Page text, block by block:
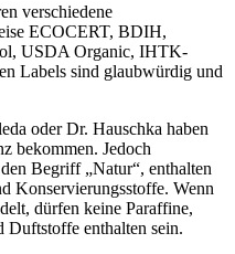
verschiedene
ECOCERT, BDIH,
USDA Organic, IHTK-
Labels sind glaubwürdig und
oder Dr. Hauschka haben
bekommen. Jedoch
Begriff „Natur“, enthalten
Konservierungsstoffe. Wenn
dürfen keine Paraffine,
Duftstoffe enthalten sein.